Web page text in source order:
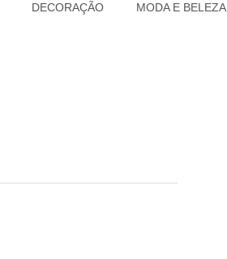
DECORAÇÃO MODA E BELEZA